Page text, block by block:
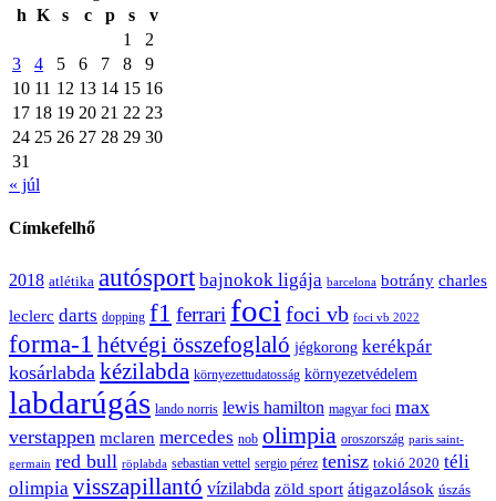
h K s c p s
v
1
2
3
4 5 6 7 8
9
10 11 12 13 14 15 16
17 18 19 20 21 22 23
24 25 26 27 28 29 30
31
« júl
Címkefelhő
2018 atlétika autósport bajnokok ligája barcelona botrány charles
leclerc darts dopping f1 ferrari foci foci vb foci vb 2022
forma-1 hétvégi összefoglaló jégkorong kerékpár
kosárlabda kézilabda környezettudatosság környezetvédelem
labdarúgás lando norris lewis hamilton magyar foci max
verstappen mclaren mercedes nob olimpia oroszország paris saint-
germain red bull röplabda sebastian vettel sergio pérez tenisz tokió 2020 téli
olimpia visszapillantó vízilabda zöld sport átigazolások úszás